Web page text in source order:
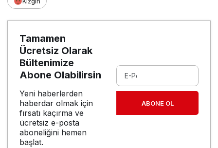
Tamamen
Ücretsiz Olarak
Bültenimize
Abone Olabilirsin
Yeni haberlerden
haberdar olmak için
fırsatı kaçırma ve
ücretsiz e-posta
aboneliğini hemen
başlat.
ABONE OL